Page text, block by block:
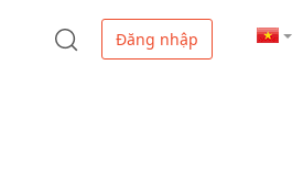
Đăng nhập